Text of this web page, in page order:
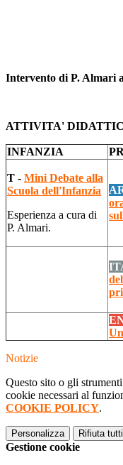
Intervento di P. Almari
ATTIVITA'
INFANZIA
T - Mini Debate alla
Scuola dell'Infanzia
Esperienza a cura di
P. Almari.
Notizie
Questo sito o gli
cookie necessari al
COOKIE POLICY.
Personalizza Rifiuta tutti
Gestione cookie